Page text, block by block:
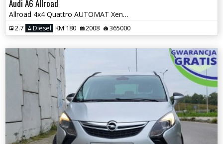
Audi A6 Allroad
Allroad 4x4 Quattro AUTOMAT Xenon Parktronic ZAMIANA GWARANCJA!
2.7 Diesel KM 180 2008 365000